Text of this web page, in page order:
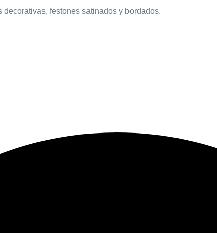
festones satinados y bordados.